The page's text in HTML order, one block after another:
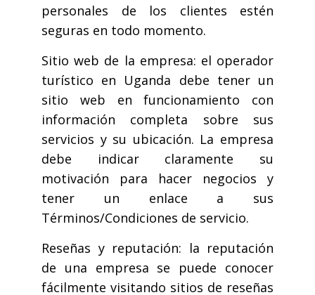
personales de los clientes estén
seguras en todo momento.
Sitio web de la empresa: el operador
turístico en Uganda debe tener un
sitio web en funcionamiento con
información completa sobre sus
servicios y su ubicación. La empresa
debe indicar claramente su
motivación para hacer negocios y
tener un enlace a sus
Términos/Condiciones de servicio.
Reseñas y reputación: la reputación
de una empresa se puede conocer
fácilmente visitando sitios de reseñas